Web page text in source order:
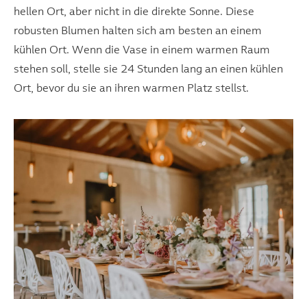
hellen Ort, aber nicht in die direkte Sonne. Diese
robusten Blumen halten sich am besten an einem
kühlen Ort. Wenn die Vase in einem warmen Raum
stehen soll, stelle sie 24 Stunden lang an einen kühlen
Ort, bevor du sie an ihren warmen Platz stellst.